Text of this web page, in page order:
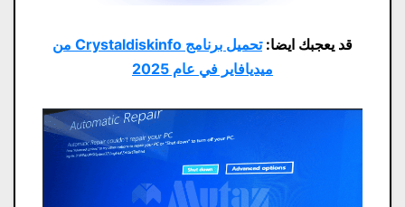
قد يعجبك ايضا:
تحميل برنامج Crystaldiskinfo من
ميديافاير في عام 2025